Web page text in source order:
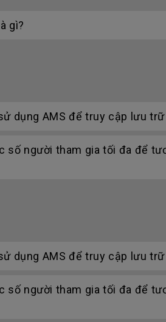
gì?
dụng AMS để truy cập lưu
số người tham gia tối đa để
dụng AMS để truy cập lưu
số người tham gia tối đa để